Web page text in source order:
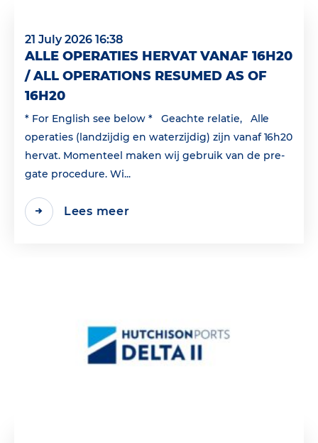
21 July 2026 16:38
ALLE OPERATIES HERVAT VANAF 16H20
/ ALL OPERATIONS RESUMED AS OF
16H20
* For English see below * Geachte relatie, Alle
operaties (landzijdig en waterzijdig) zijn vanaf 16h20
hervat. Momenteel maken wij gebruik van de pre-
gate procedure. Wi...
Lees meer